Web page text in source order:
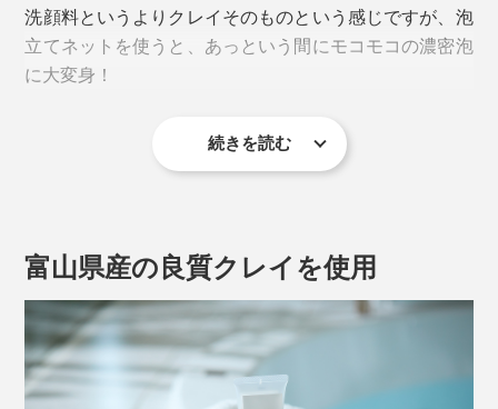
洗顔料というよりクレイそのものという感じですが、泡
立てネットを使うと、あっという間にモコモコの濃密泡
に大変身！
落ちない、コシのある泡ができあがります。
続きを読む
富山県産の良質クレイを使用